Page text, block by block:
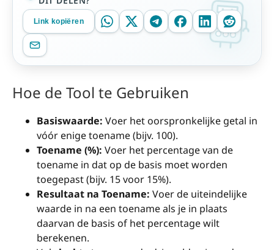
Link kopiëren
Hoe de Tool te Gebruiken
Basiswaarde: Voer het oorspronkelijke getal in
vóór enige toename (bijv. 100).
Toename (%): Voer het percentage van de
toename in dat op de basis moet worden
toegepast (bijv. 15 voor 15%).
Resultaat na Toename: Voer de uiteindelijke
waarde in na een toename als je in plaats
daarvan de basis of het percentage wilt
berekenen.